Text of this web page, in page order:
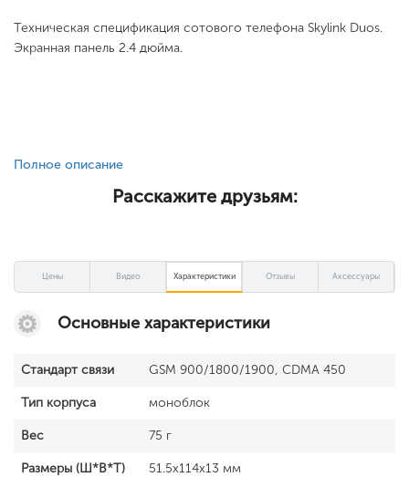
Техническая спецификация сотового телефона Skylink Duos.
Экранная панель 2.4 дюйма.
Полное описание
Расскажите друзьям:
Цены Видео Характеристики Отзывы Аксессуары
Основные характеристики
Стандарт связи GSM 900/1800/1900, CDMA 450
Тип корпуса моноблок
Вес 75 г
Размеры (Ш*В*Т) 51.5x114x13 мм